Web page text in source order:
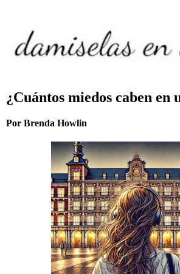
¿Cuántos miedos caben en
Por Brenda Howlin